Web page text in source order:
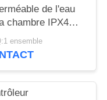
de l'eau
chambre IPX4
de l'acier
SUS304
ensemble